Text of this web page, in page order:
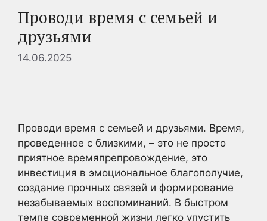
Проводи время с семьей и
друзьями
14.06.2025
Проводи время с семьей и друзьями. Время,
проведенное с близкими, – это не просто
приятное времяпрепровождение, это
инвестиция в эмоциональное благополучие,
создание прочных связей и формирование
незабываемых воспоминаний. В быстром
темпе современной жизни легко упустить